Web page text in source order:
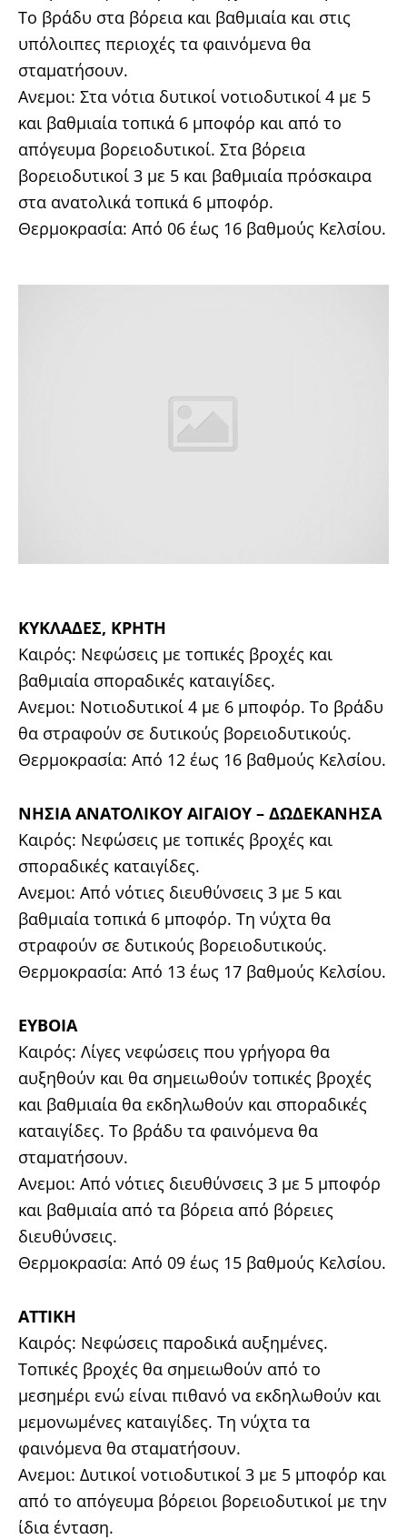
Το βράδυ στα βόρεια και βαθμιαία και στις
υπόλοιπες περιοχές τα φαινόμενα θα
σταματήσουν.
Ανεμοι: Στα νότια δυτικοί νοτιοδυτικοί 4 με 5
και βαθμιαία τοπικά 6 μποφόρ και από το
απόγευμα βορειοδυτικοί. Στα βόρεια
βορειοδυτικοί 3 με 5 και βαθμιαία πρόσκαιρα
στα ανατολικά τοπικά 6 μποφόρ.
Θερμοκρασία: Από 06 έως 16 βαθμούς Κελσίου.
ΚΥΚΛΑΔΕΣ, ΚΡΗΤΗ
Καιρός: Νεφώσεις με τοπικές βροχές και
βαθμιαία σποραδικές καταιγίδες.
Ανεμοι: Νοτιοδυτικοί 4 με 6 μποφόρ. Το βράδυ
θα στραφούν σε δυτικούς βορειοδυτικούς.
Θερμοκρασία: Από 12 έως 16 βαθμούς Κελσίου.
ΝΗΣΙΑ ΑΝΑΤΟΛΙΚΟΥ ΑΙΓΑΙΟΥ – ΔΩΔΕΚΑΝΗΣΑ
Καιρός: Νεφώσεις με τοπικές βροχές και
σποραδικές καταιγίδες.
Ανεμοι: Από νότιες διευθύνσεις 3 με 5 και
βαθμιαία τοπικά 6 μποφόρ. Τη νύχτα θα
στραφούν σε δυτικούς βορειοδυτικούς.
Θερμοκρασία: Από 13 έως 17 βαθμούς Κελσίου.
ΕΥΒΟΙΑ
Καιρός: Λίγες νεφώσεις που γρήγορα θα
αυξηθούν και θα σημειωθούν τοπικές βροχές
και βαθμιαία θα εκδηλωθούν και σποραδικές
καταιγίδες. Το βράδυ τα φαινόμενα θα
σταματήσουν.
Ανεμοι: Από νότιες διευθύνσεις 3 με 5 μποφόρ
και βαθμιαία από τα βόρεια από βόρειες
διευθύνσεις.
Θερμοκρασία: Από 09 έως 15 βαθμούς Κελσίου.
ΑΤΤΙΚΗ
Καιρός: Νεφώσεις παροδικά αυξημένες.
Τοπικές βροχές θα σημειωθούν από το
μεσημέρι ενώ είναι πιθανό να εκδηλωθούν και
μεμονωμένες καταιγίδες. Τη νύχτα τα
φαινόμενα θα σταματήσουν.
Ανεμοι: Δυτικοί νοτιοδυτικοί 3 με 5 μποφόρ και
από το απόγευμα βόρειοι βορειοδυτικοί με την
ίδια ένταση.